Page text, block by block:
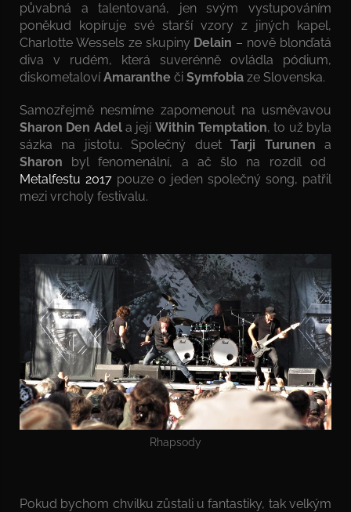
půvabná a talentovaná, jen svým vystupováním
poněkud kopíruje své starší vzory z jiných kapel,
Charlotte Wessels ze skupiny Delain – nově blonďatá
diva v rudém, která suverénně ovládla pódium,
diskometaloví Amaranthe či Symfobia ze Slovenska.
Samozřejmě nesmíme zapomenout na usměvavou
Sharon Den Adela její Within Temptation, to už byla
sázka na jistotu. Společný duetTarji Turunen a
Sharon byl fenomenální, a ač šlo na rozdíl od
Metalfestu 2017 pouze o jeden společný song, patřil
mezi vrcholy festivalu.
Rhapsody
Pokud bychom chvilku zůstali u fantastiky, tak velkým